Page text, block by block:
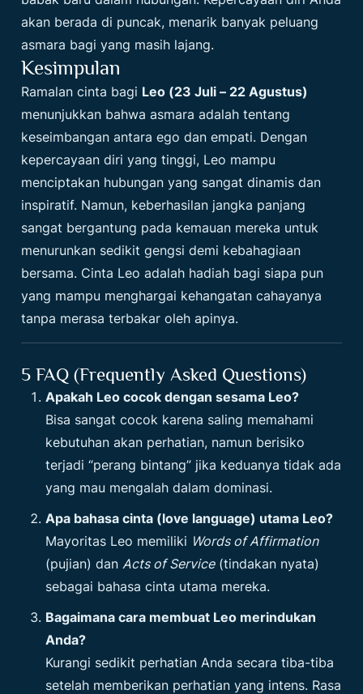
akan berada di puncak, menarik banyak peluang
asmara bagi yang masih lajang.
Kesimpulan
Ramalan cinta bagi Leo (23 Juli – 22 Agustus)
menunjukkan bahwa asmara adalah tentang
keseimbangan antara ego dan empati. Dengan
kepercayaan diri yang tinggi, Leo mampu
menciptakan hubungan yang sangat dinamis dan
inspiratif. Namun, keberhasilan jangka panjang
sangat bergantung pada kemauan mereka untuk
menurunkan sedikit gengsi demi kebahagiaan
bersama. Cinta Leo adalah hadiah bagi siapa pun
yang mampu menghargai kehangatan cahayanya
tanpa merasa terbakar oleh apinya.
5 FAQ (Frequently Asked Questions)
Apakah Leo cocok dengan sesama Leo?
Bisa sangat cocok karena saling memahami
kebutuhan akan perhatian, namun berisiko
terjadi “perang bintang” jika keduanya tidak ada
yang mau mengalah dalam dominasi.
Apa bahasa cinta (love language) utama Leo?
Mayoritas Leo memiliki Words of Affirmation
(pujian) dan Acts of Service(tindakan nyata)
sebagai bahasa cinta utama mereka.
Bagaimana cara membuat Leo merindukan
Anda?
Kurangi sedikit perhatian Anda secara tiba-tiba
setelah memberikan perhatian yang intens. Rasa